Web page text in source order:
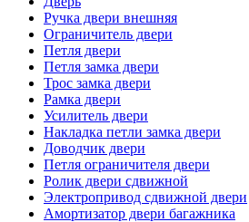
Ручка двери внешняя
Ограничитель двери
Петля двери
Петля замка двери
Трос замка двери
Рамка двери
Усилитель двери
Накладка петли замка двери
Доводчик двери
Петля ограничителя двери
Ролик двери сдвижной
Электропривод сдвижной двери
Амортизатор двери багажника